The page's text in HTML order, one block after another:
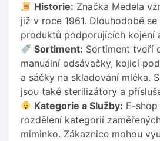
Historie: Značka Medela
již v roce 1961. Dlouhodobě
produktů podporujících kojení
Sortiment: Sortiment tvoří
manuální odsávačky, kojicí
a sáčky na skladování mléka.
jsou také sterilizátory a
Kategorie a Služby: E-
rozdělení kategorií
miminko. Zákaznice mohou